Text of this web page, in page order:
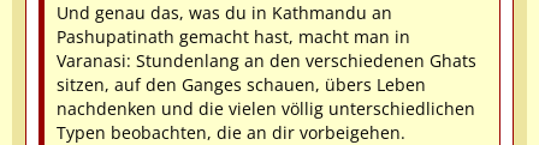
Und genau das, was du in Kathmandu an
Pashupatinath gemacht hast, macht man in
Varanasi: Stundenlang an den verschiedenen Ghats
sitzen, auf den Ganges schauen, übers Leben
nachdenken und die vielen völlig unterschiedlichen
Typen beobachten, die an dir vorbeigehen.